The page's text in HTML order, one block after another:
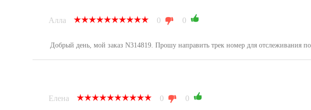
Алла 0 0
Добрый день, мой заказ N314819. Прошу направить трек номер для отслеживания
Елена 0 0